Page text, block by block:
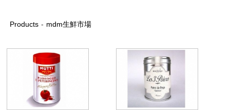
Products - mdm生鮮市場